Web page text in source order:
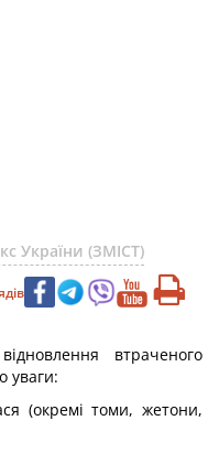
України (ЗМІСТ)
втраченого
уваги:
(окремі томи, жетони,